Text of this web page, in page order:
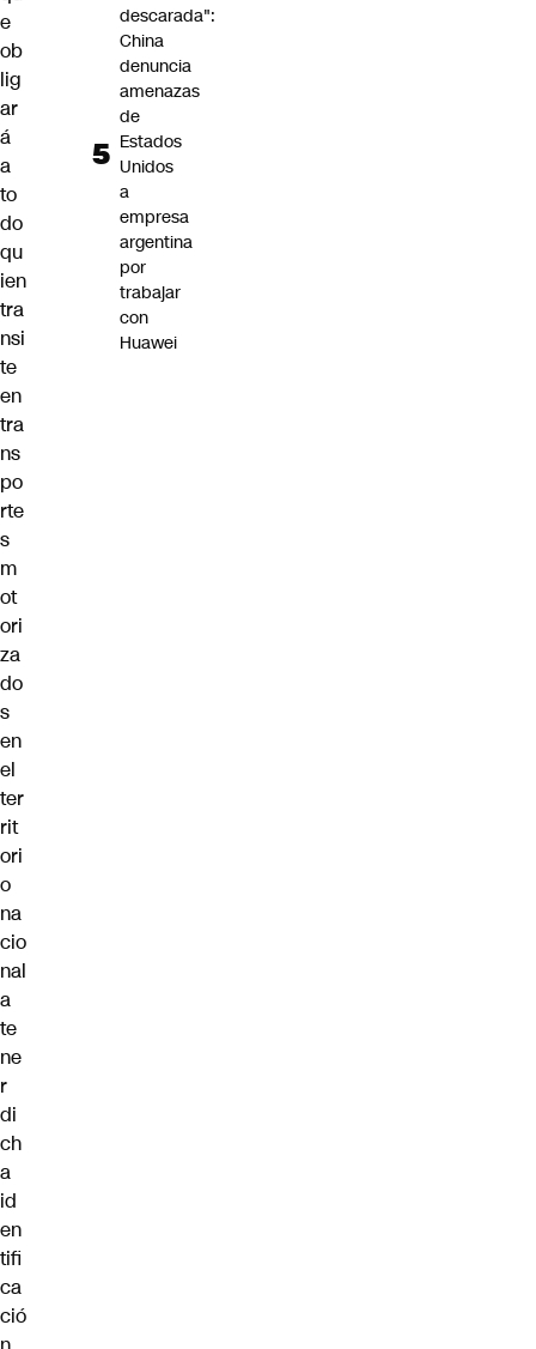
e
ob
lig
ar
á
a
to
do
qu
ien
tra
nsi
te
en
tra
ns
po
rte
s
m
ot
ori
za
do
s
en
el
ter
rit
ori
o
na
cio
nal
a
te
ne
r
di
ch
a
id
en
tifi
ca
ció
descarada":
China
denuncia
amenazas
de
Estados
Unidos
a
empresa
argentina
por
trabajar
con
Huawei